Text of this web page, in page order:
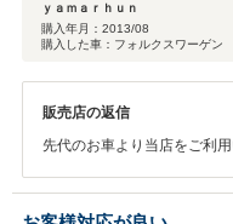
ｙａｍａｒｈｕｎ
購入年月： 2013/08
購入した車：フォルクスワーゲ
販売店の返信
先代のお車より当店をご利
知り合いの方でフォルクス
いましたら、是非ご紹介くだ